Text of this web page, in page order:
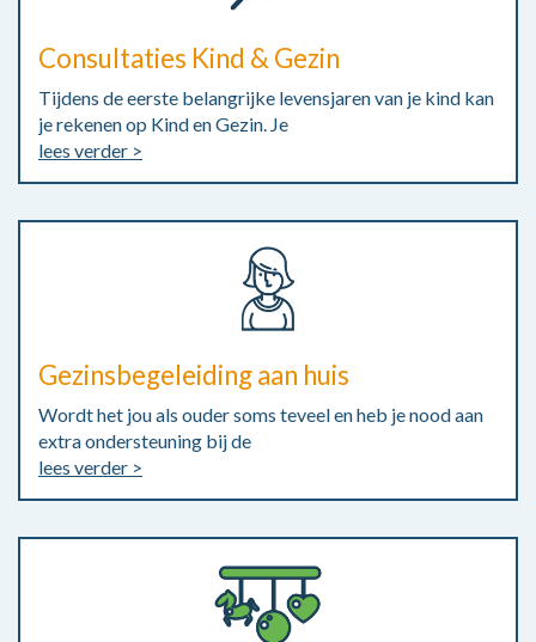
Consultaties Kind & Gezin
Tijdens de eerste belangrijke levensjaren van je kind kan
je rekenen op Kind en Gezin. Je
lees verder >
Gezinsbegeleiding aan huis
Wordt het jou als ouder soms teveel en heb je nood aan
extra ondersteuning bij de
lees verder >